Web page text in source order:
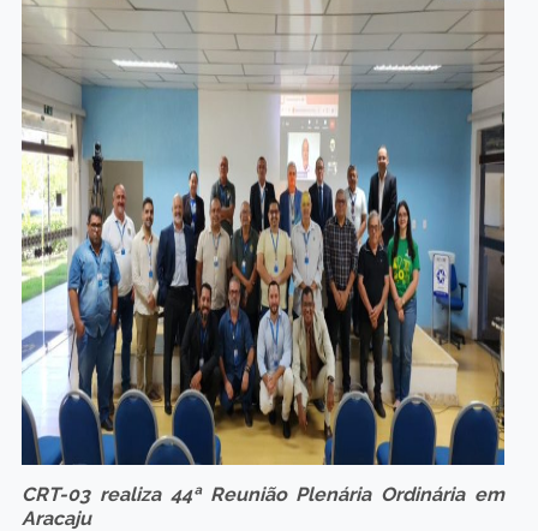
CRT-03 realiza 44ª Reunião Plenária Ordinária em
Aracaju